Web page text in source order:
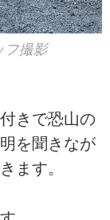
フ撮影
きで恐山の
を聞きなが
ます。